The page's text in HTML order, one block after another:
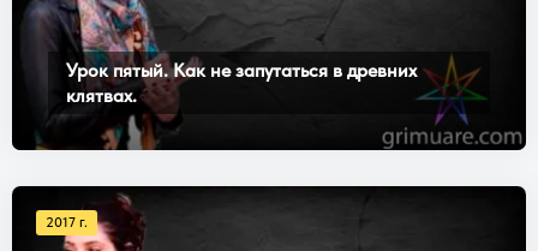
Урок пятый. Как не запутаться в древних
клятвах.
2017 г.